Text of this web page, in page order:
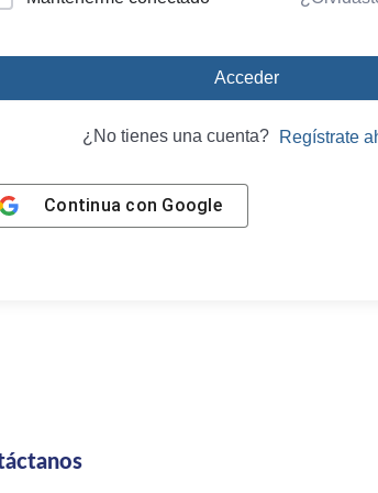
Acceder
¿No tienes una cuenta? Regístrate
Continua con Google